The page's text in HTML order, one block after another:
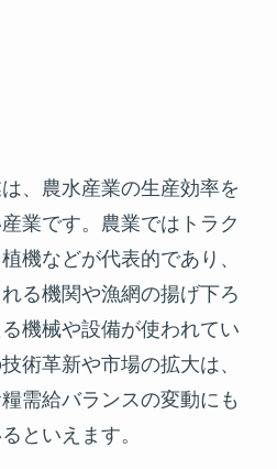
、農水産業の生産効率を
業です。農業ではトラク
機などが代表的であり、
る機関や漁網の揚げ下ろ
機械や設備が使われてい
術革新や市場の拡大は、
需給バランスの変動にも
といえます。